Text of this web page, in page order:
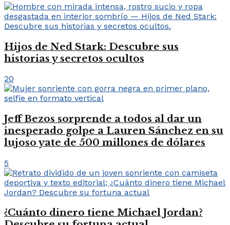
Hijos de Ned Stark: Descubre sus
historias y secretos ocultos
20
Jeff Bezos sorprende a todos al dar un
inesperado golpe a Lauren Sánchez en su
lujoso yate de 500 millones de dólares
5
¿Cuánto dinero tiene Michael Jordan?